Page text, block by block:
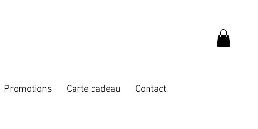
Promotions Carte cadeau Contact